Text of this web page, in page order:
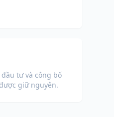
tư và công bố
giữ nguyên.